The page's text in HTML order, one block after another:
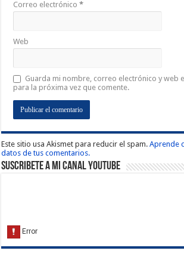
Correo electrónico*
Web
Guarda mi nombre, correo electrónico y web
para la próxima vez que comente.
Este sitio usa Akismet para reducir el spam.Aprende
datos de tus comentarios.
Suscribete a Mi Canal Youtube